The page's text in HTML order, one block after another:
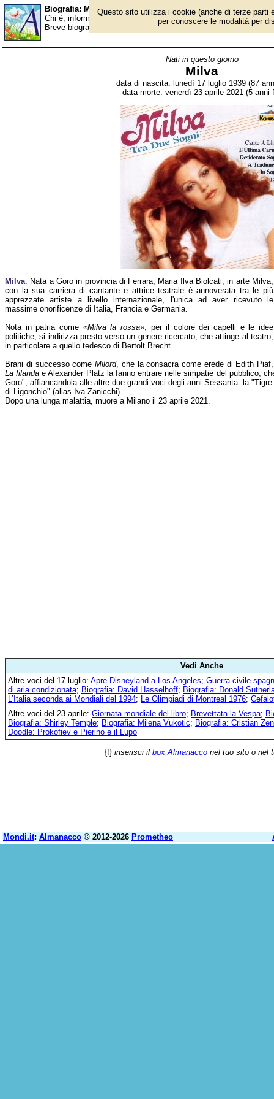
Biografia: Milva - Almanacco
Chi è, informazioni, foto, qual è la data di nascita, dove è nato,
Breve biografia. Voce dell'Almanacco.
Nati in questo giorno
Milva
data di nascita: lunedì 17 luglio 1939 (87
data morte: venerdì 23 aprile 2021 (5 anni
Milva: Nata a Goro in provincia di Ferrara, Maria Ilva Biolcati, in arte Milva,
con la sua carriera di cantante e attrice teatrale è annoverata tra le più
apprezzate artiste a livello internazionale, l'unica ad aver ricevuto le
massime onorificenze di Italia, Francia e Germania.
Nota in patria come «Milva la rossa», per il colore dei capelli e le idee
politiche, si indirizza presto verso un genere ricercato, che attinge al teatro,
in particolare a quello tedesco di Bertolt Brecht.
Brani di successo come Milord, che la consacra come erede di Edith Piaf,
La filanda e Alexander Platz la fanno entrare nelle simpatie del pubblico,
Goro", affiancandola alle altre due grandi voci degli anni Sessanta: la
di Ligonchio" (alias Iva Zanicchi).
Dopo una lunga malattia, muore a Milano il 23 aprile 2021.
Vedi Anche
Altre voci del 17 luglio: Apre Disneyland a Los Angeles; Guerra civile
di aria condizionata; Biografia: David Hasselhoff; Biografia: Donald
L’Italia seconda ai Mondiali del 1994; Le Olimpiadi di Montreal 1976;
Altre voci del 23 aprile: Giornata mondiale del libro; Brevettata la Vespa;
Biografia: Shirley Temple; Biografia: Milena Vukotic; Biografia: Cristian
Doodle: Prokofiev e Pierino e il Lupo
{!} inserisci il box Almanacco nel tuo sito o nel
Mondi.it: Almanacco © 2012-2026 Prometheo
Questo sito utilizza i cookie (anche di terze parti
per conoscere le modalità per